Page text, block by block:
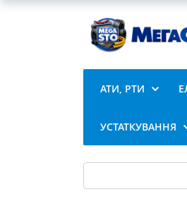
АТИ, РТИ
УСТАТКУВАННЯ